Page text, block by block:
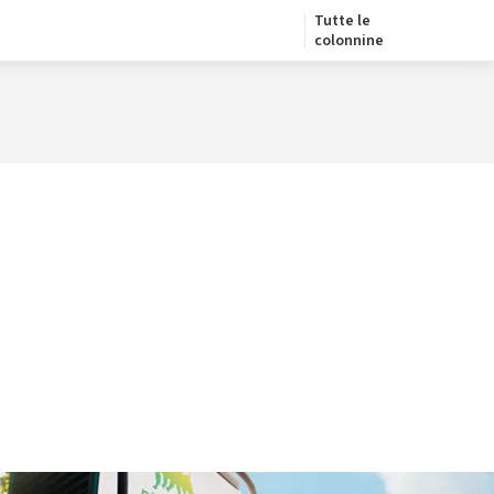
Tutte le
colonnine